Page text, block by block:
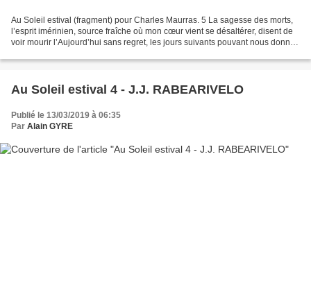
Au Soleil estival (fragment) pour Charles Maurras. 5 La sagesse des morts,
l’esprit imérinien, source fraîche où mon cœur vient se désaltérer, disent de
voir mourir l’Aujourd’hui sans regret, les jours suivants pouvant nous donner
Au Soleil estival 4 - J.J. RABEARIVELO
Publié le 13/03/2019 à 06:35
Par Alain GYRE